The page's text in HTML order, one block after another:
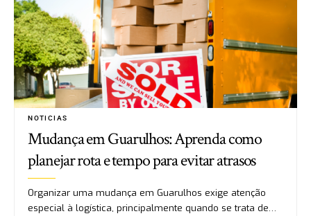
NOTICIAS
Mudança em Guarulhos: Aprenda como
planejar rota e tempo para evitar atrasos
Organizar uma mudança em Guarulhos exige atenção
especial à logística, principalmente quando se trata de…